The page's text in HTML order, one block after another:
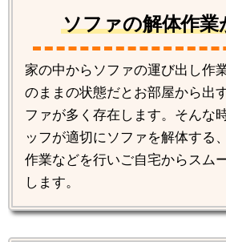
ソファの解体作業
家の中からソファの運び出し作
のままの状態だとお部屋から出
ファが多く存在します。そんな
ッフが適切にソファを解体する
作業などを行いご自宅からスム
します。